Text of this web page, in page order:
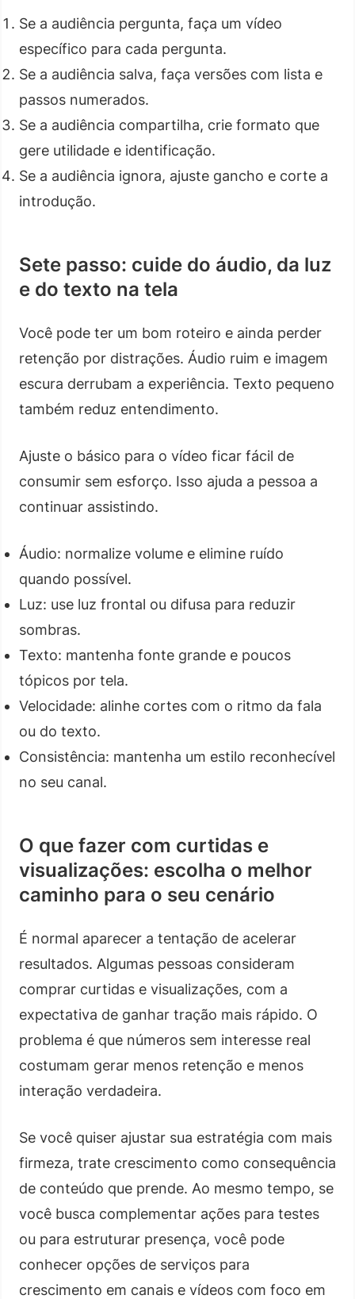
Se a audiência pergunta, faça um vídeo
específico para cada pergunta.
Se a audiência salva, faça versões com lista e
passos numerados.
Se a audiência compartilha, crie formato que
gere utilidade e identificação.
Se a audiência ignora, ajuste gancho e corte a
introdução.
Sete passo: cuide do áudio, da luz
e do texto na tela
Você pode ter um bom roteiro e ainda perder
retenção por distrações. Áudio ruim e imagem
escura derrubam a experiência. Texto pequeno
também reduz entendimento.
Ajuste o básico para o vídeo ficar fácil de
consumir sem esforço. Isso ajuda a pessoa a
continuar assistindo.
Áudio: normalize volume e elimine ruído
quando possível.
Luz: use luz frontal ou difusa para reduzir
sombras.
Texto: mantenha fonte grande e poucos
tópicos por tela.
Velocidade: alinhe cortes com o ritmo da fala
ou do texto.
Consistência: mantenha um estilo reconhecível
no seu canal.
O que fazer com curtidas e
visualizações: escolha o melhor
caminho para o seu cenário
É normal aparecer a tentação de acelerar
resultados. Algumas pessoas consideram
comprar curtidas e visualizações, com a
expectativa de ganhar tração mais rápido. O
problema é que números sem interesse real
costumam gerar menos retenção e menos
interação verdadeira.
Se você quiser ajustar sua estratégia com mais
firmeza, trate crescimento como consequência
de conteúdo que prende. Ao mesmo tempo, se
você busca complementar ações para testes
ou para estruturar presença, você pode
conhecer opções de serviços para
crescimento em canais e vídeos com foco em